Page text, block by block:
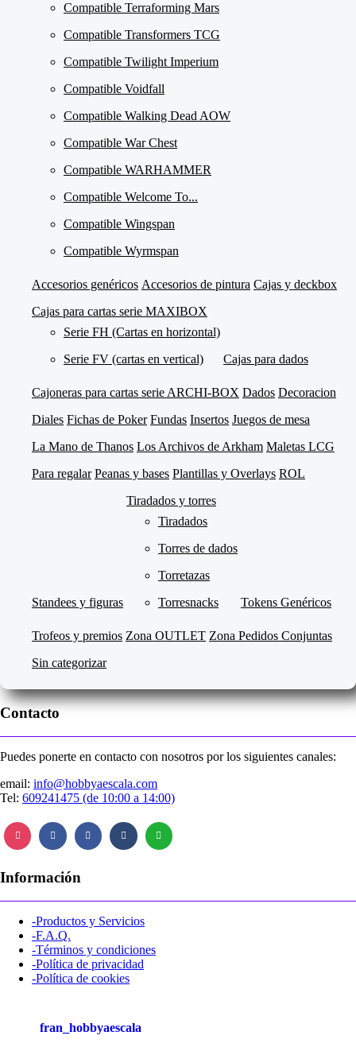
Compatible Terraforming Mars
Compatible Transformers TCG
Compatible Twilight Imperium
Compatible Voidfall
Compatible Walking Dead AOW
Compatible War Chest
Compatible WARHAMMER
Compatible Welcome To...
Compatible Wingspan
Compatible Wyrmspan
Accesorios genéricos Accesorios de pintura Cajas y deckbox
Cajas para cartas serie MAXIBOX
Serie FH (Cartas en horizontal)
Serie FV (cartas en vertical)
Cajas para dados
Cajoneras para cartas serie ARCHI-BOX Dados Decoracion
Diales Fichas de Poker Fundas Insertos Juegos de mesa
La Mano de Thanos Los Archivos de Arkham Maletas LCG
Para regalar Peanas y bases Plantillas y Overlays ROL
Standees y figuras
Tiradados y torres
Tiradados
Torres de dados
Torretazas
Torresnacks
Tokens Genéricos
Trofeos y premios Zona OUTLET Zona Pedidos Conjuntas
Sin categorizar
Contacto
Puedes ponerte en contacto con nosotros por los siguientes canales:
email: info@hobbyaescala.com
Tel: 609241475 (de 10:00 a 14:00)
Información
-Productos y Servicios
-F.A.Q.
-Términos y condiciones
-Política de privacidad
-Política de cookies
fran_hobbyaescala